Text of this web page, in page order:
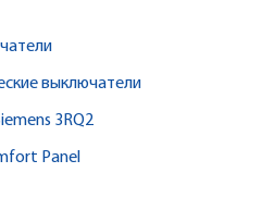
выключатели
3RQ2
Panel